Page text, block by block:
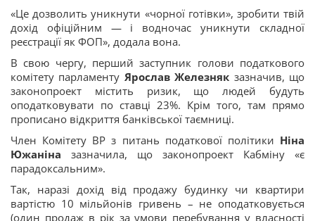
«Це дозволить уникнути «чорної готівки», зробити твій
дохід офіційним — і водночас уникнути складної
реєстрації як ФОП», додала вона.
В свою чергу, перший заступник голови податкового
комітету парламенту Ярослав Железняк зазначив, що
законопроект містить ризик, що людей будуть
оподатковувати по ставці 23%. Крім того, там прямо
прописано відкриття банківської таємниці.
Член Комітету ВР з питань податкової політики Ніна
Южаніна зазначила, що законопроект Кабміну «є
парадоксальним».
Так, наразі дохід від продажу будинку чи квартири
вартістю 10 мільйонів гривень – не оподатковується
(один продаж в рік за умови перебування у власності